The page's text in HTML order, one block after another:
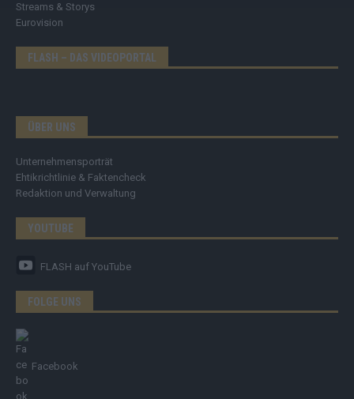
Streams & Storys
Eurovision
FLASH – DAS VIDEOPORTAL
ÜBER UNS
Unternehmensporträt
Ehtikrichtlinie & Faktencheck
Redaktion und Verwaltung
YOUTUBE
FLASH auf YouTube
FOLGE UNS
Facebook